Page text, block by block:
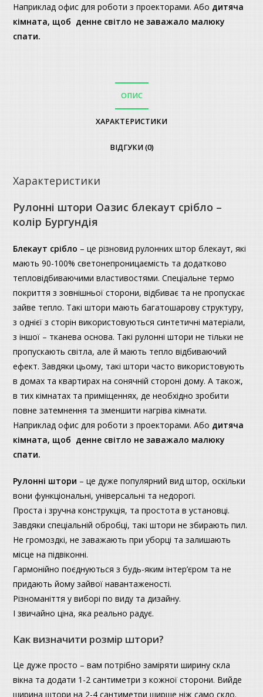
Наприклад офис для роботи з проекторами. Або дитяча
кімната, щоб денне світло не заважало малюку
спати.
ОПИС
ХАРАКТЕРИСТИКИ
ВІДГУКИ (0)
Характеристики
Рулонні штори Оазис блекаут срібло –
колір Бургундія
Блекаут срібло – це різновид рулонних штор блекаут, які
мають 90-100% светонепроницаємість та додатково
тепловідбиваючими властивостями. Спеціальне термо
покриття з зовнішньої сторони, відбиває та не пропускає
зайве тепло. Такі штори мають багатошарову структуру,
з однієї з сторін використовуються синтетичні матеріали,
з іншої – тканева основа. Такі рулонні штори не тільки не
пропускають світла, але й мають тепло відбиваючий
ефект. Завдяки цьому, такі штори часто використовують
в домах та квартирах на сонячній стороні дому. А також,
в тих кімнатах та приміщеннях, де необхідно зробити
повне затемнення та зменшити нагріва кімнати.
Наприклад офис для роботи з проекторами. Або дитяча
кімната, щоб денне світло не заважало малюку
спати.
Рулонні штори – це дуже популярний вид штор, оскільки
вони функціональні, універсальні та недорогі.
Проста і зручна конструкція, та простота в установці.
Завдяки спеціальній обробці, такі штори не збирають пил.
Не громоздкі, не заважають при уборці та залишають
місце на підвіконні.
Гармонійно поєднуються з будь-яким інтер’єром та не
придають йому зайвої навантаженості.
Різноманіття у виборі по виду та дизайну.
І звичайно ціна, яка реально радує.
Как визначити розмір штори?
Це дуже просто – вам потрібно заміряти ширину скла
вікна та додати 1-2 сантиметри з кожної сторони. Вийде
ширина штори на 2-4 сантиметри ширше ніж само скло.